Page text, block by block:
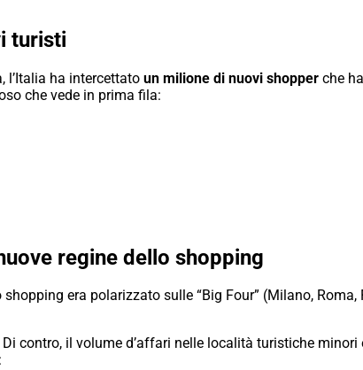
turisti
l’Italia ha intercettato un milione di nuovi shopper che
che vede in prima fila:
regine dello shopping
shopping era polarizzato sulle “Big Four” (Milano, Roma,
Di contro, il volume d’affari nelle località turistiche minori